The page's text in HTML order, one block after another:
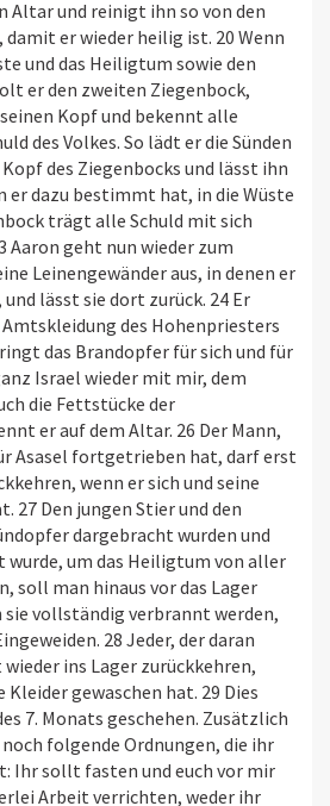
Altar und reinigt ihn so von den
er wieder heilig ist. 20 Wenn
und das Heiligtum sowie den
er den zweiten Ziegenbock,
Kopf und bekennt alle
des Volkes. So lädt er die Sünden
des Ziegenbocks und lässt ihn
er dazu bestimmt hat, in die Wüste
trägt alle Schuld mit sich
Aaron geht nun wieder zum
Leinengewänder aus, in denen er
lässt sie dort zurück. 24 Er
des Hohenpriesters
das Brandopfer für sich und für
Israel wieder mit mir, dem
die Fettstücke der
er auf dem Altar. 26 Der Mann,
Asasel fortgetrieben hat, darf erst
wenn er sich und seine
27 Den jungen Stier und den
dargebracht wurden und
um das Heiligtum von aller
soll man hinaus vor das Lager
sie vollständig verbrannt werden,
28 Jeder, der daran
ins Lager zurückkehren,
Kleider gewaschen hat. 29 Dies
7. Monats geschehen. Zusätzlich
folgende Ordnungen, die ihr
Ihr sollt fasten und euch vor mir
Arbeit verrichten, weder ihr